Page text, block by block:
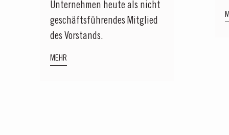
Unternehmen heute als nicht
geschäftsführendes Mitglied
des Vorstands.
MEHR